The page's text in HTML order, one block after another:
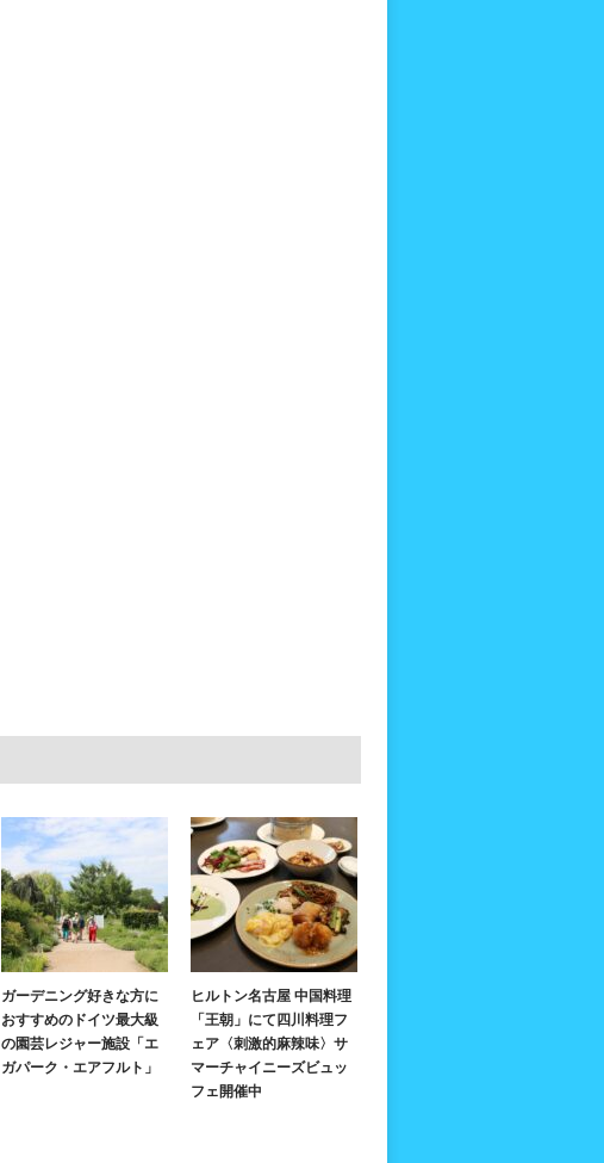
ガーデニング好きな方に
おすすめのドイツ最大級
の園芸レジャー施設「エ
ガパーク・エアフルト」
ヒルトン名古屋 中国料理
「王朝」にて四川料理フ
ェア〈刺激的麻辣味〉サ
マーチャイニーズビュッ
フェ開催中